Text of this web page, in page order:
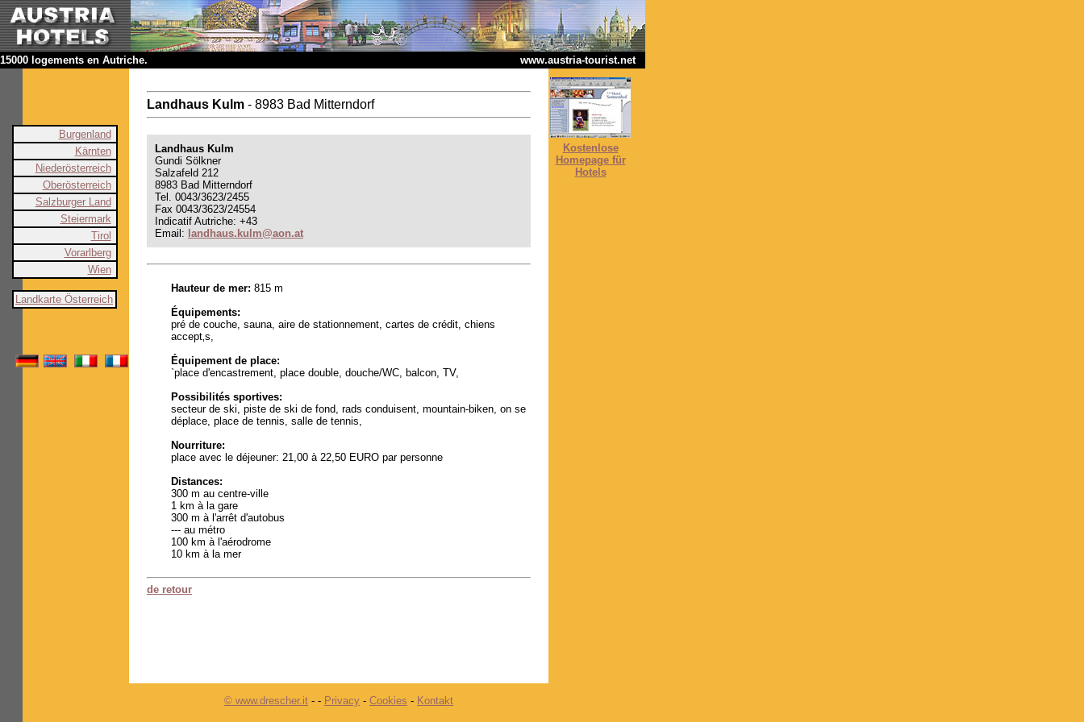
15000 logements en Autriche. www.austria-tourist.net
Burgenland
Kärnten
Niederösterreich
Oberösterreich
Salzburger Land
Steiermark
Tirol
Vorarlberg
Wien
Landkarte Österreich
Landhaus Kulm - 8983 Bad Mitterndorf
Landhaus Kulm
Gundi Sölkner
Salzafeld 212
8983 Bad Mitterndorf
Tel. 0043/3623/2455
Fax 0043/3623/24554
Indicatif Autriche: +43
Email: landhaus.kulm@aon.at
Hauteur de mer: 815 m
Équipements:
pré de couche, sauna, aire de stationnement, cartes de crédit, chiens
accept‚s,
Équipement de place:
`place d'encastrement, place double, douche/WC, balcon, TV,
Possibilités sportives:
secteur de ski, piste de ski de fond, rads conduisent, mountain-biken, on se
déplace, place de tennis, salle de tennis,
Nourriture:
place avec le déjeuner: 21,00 à 22,50 EURO par personne
Distances:
300 m au centre-ville
1 km à la gare
300 m à l'arrêt d'autobus
--- au métro
100 km à l'aérodrome
10 km à la mer
de retour
Kostenlose
Homepage für
Hotels
© www.drescher.it - - Privacy - Cookies - Kontakt